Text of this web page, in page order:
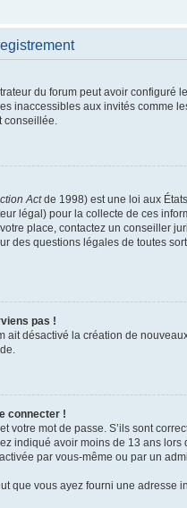
du forum peut avoir configuré
inaccessibles aux invités comme
conseillée.
Actde 1998) est une loi aux
légal) pour la collecte de ces
place, contactez un conseiller
des questions légales de toutes
pas !
ait désactivé la création de
connecter !
votre mot de passe. S’ils sont
indiqué avoir moins de 13 ans
par vous-même ou par un
que vous ayez fourni une